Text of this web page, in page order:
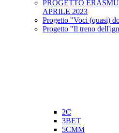
PROGETTO
APRILE 2023
Progetto "Voci (quasi)
Progetto "Il treno
2C
3BET
5CMM